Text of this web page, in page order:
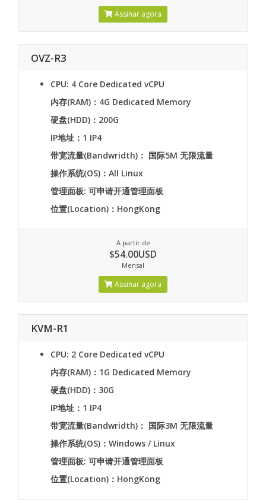
Assinar agora
OVZ-R3
CPU: 4 Core Dedicated vCPU
内存(RAM)：4G Dedicated Memory
硬盘(HDD)：200G
IP地址：1 IP4
带宽流量(Bandwridth)： 国际5M 无限流量
操作系统(OS)：All Linux
管理面板: 可申请开通管理面板
位置(Location)：HongKong
A partir de
$54.00USD
Mensal
Assinar agora
KVM-R1
CPU: 2 Core Dedicated vCPU
内存(RAM)：1G Dedicated Memory
硬盘(HDD)：30G
IP地址：1 IP4
带宽流量(Bandwridth)： 国际3M 无限流量
操作系统(OS)：Windows / Linux
管理面板: 可申请开通管理面板
位置(Location)：HongKong